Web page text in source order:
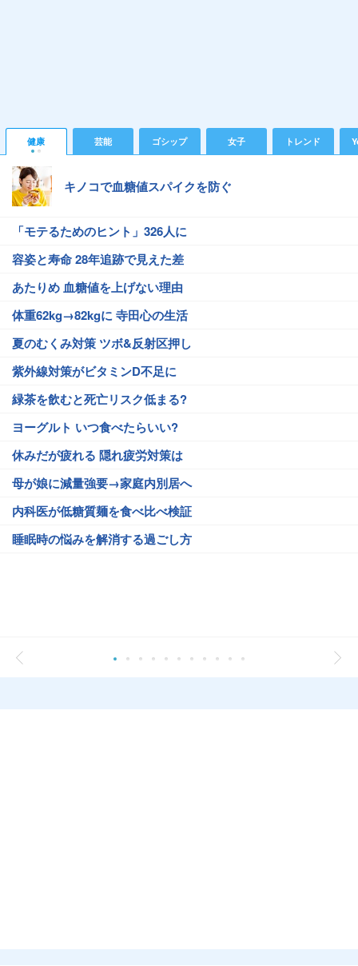
健康 芸能 ゴシップ 女子 トレンド
キノコで血糖値スパイクを防ぐ
「モテるためのヒント」326人に
容姿と寿命 28年追跡で見えた差
あたりめ 血糖値を上げない理由
体重62kg→82kgに 寺田心の生活
夏のむくみ対策 ツボ&反射区押し
紫外線対策がビタミンD不足に
緑茶を飲むと死亡リスク低まる?
ヨーグルト いつ食べたらいい?
休みだが疲れる 隠れ疲労対策は
母が娘に減量強要→家庭内別居へ
内科医が低糖質麺を食べ比べ検証
睡眠時の悩みを解消する過ごし方